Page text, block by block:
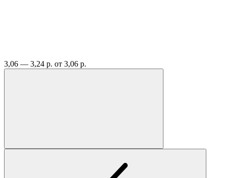
3,06 — 3,24 р. от 3,06 р.